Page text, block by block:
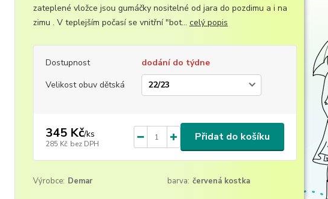
zateplené vložce jsou gumáčky nositelné od jara do pozdimu a i na
zimu . V teplejším počasí se vnitřní "bot... celý popis
Dostupnost
dodání do týdne
Velikost obuv dětská
345 Kč/ks
285 Kč bez DPH
Přidat do košíku
Výrobce: Demar barva: červená kostka